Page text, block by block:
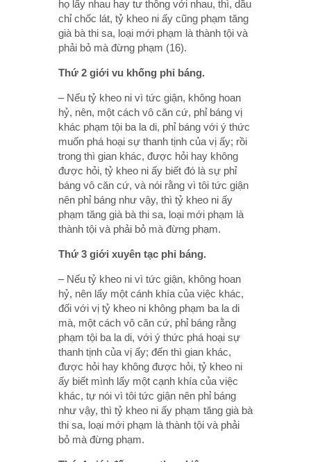
họ lấy nhau hay tư thông với nhau, thì, dầu
chỉ chốc lát, tỷ kheo ni ấy cũng phạm tăng
già bà thi sa, loại mới phạm là thành tội và
phải bỏ mà đừng phạm (16).
Thứ 2 giới vu khống phỉ báng.
– Nếu tỷ kheo ni vì tức giận, không hoan
hỷ, nên, một cách vô căn cứ, phỉ báng vị
khác phạm tội ba la di, phỉ báng với ý thức
muốn phá hoại sự thanh tịnh của vị ấy; rồi
trong thì gian khác, được hỏi hay không
được hỏi, tỷ kheo ni ấy biết đó là sự phỉ
báng vô căn cứ, và nói rằng vì tôi tức giận
nên phỉ báng như vậy, thì tỷ kheo ni ấy
phạm tăng già bà thi sa, loại mới phạm là
thành tội và phải bỏ mà đừng phạm.
Thứ 3 giới xuyên tạc phỉ báng.
– Nếu tỷ kheo ni vì tức giận, không hoan
hỷ, nên lấy một cánh khía của việc khác,
đối với vị tỷ kheo ni không phạm ba la di
mà, một cách vô căn cứ, phỉ báng rằng
phạm tội ba la di, với ý thức phá hoại sự
thanh tịnh của vị ấy; đến thì gian khác,
được hỏi hay không được hỏi, tỷ kheo ni
ấy biết mình lấy một cạnh khía của việc
khác, tự nói vì tôi tức giận nên phỉ báng
như vậy, thì tỷ kheo ni ấy phạm tăng già bà
thi sa, loại mới phạm là thành tội và phải
bỏ mà đừng phạm.